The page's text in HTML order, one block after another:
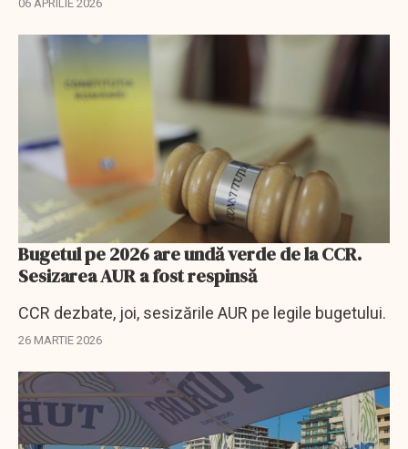
06 APRILIE 2026
Bugetul pe 2026 are undă verde de la CCR.
Sesizarea AUR a fost respinsă
CCR dezbate, joi, sesizările AUR pe legile bugetului.
26 MARTIE 2026